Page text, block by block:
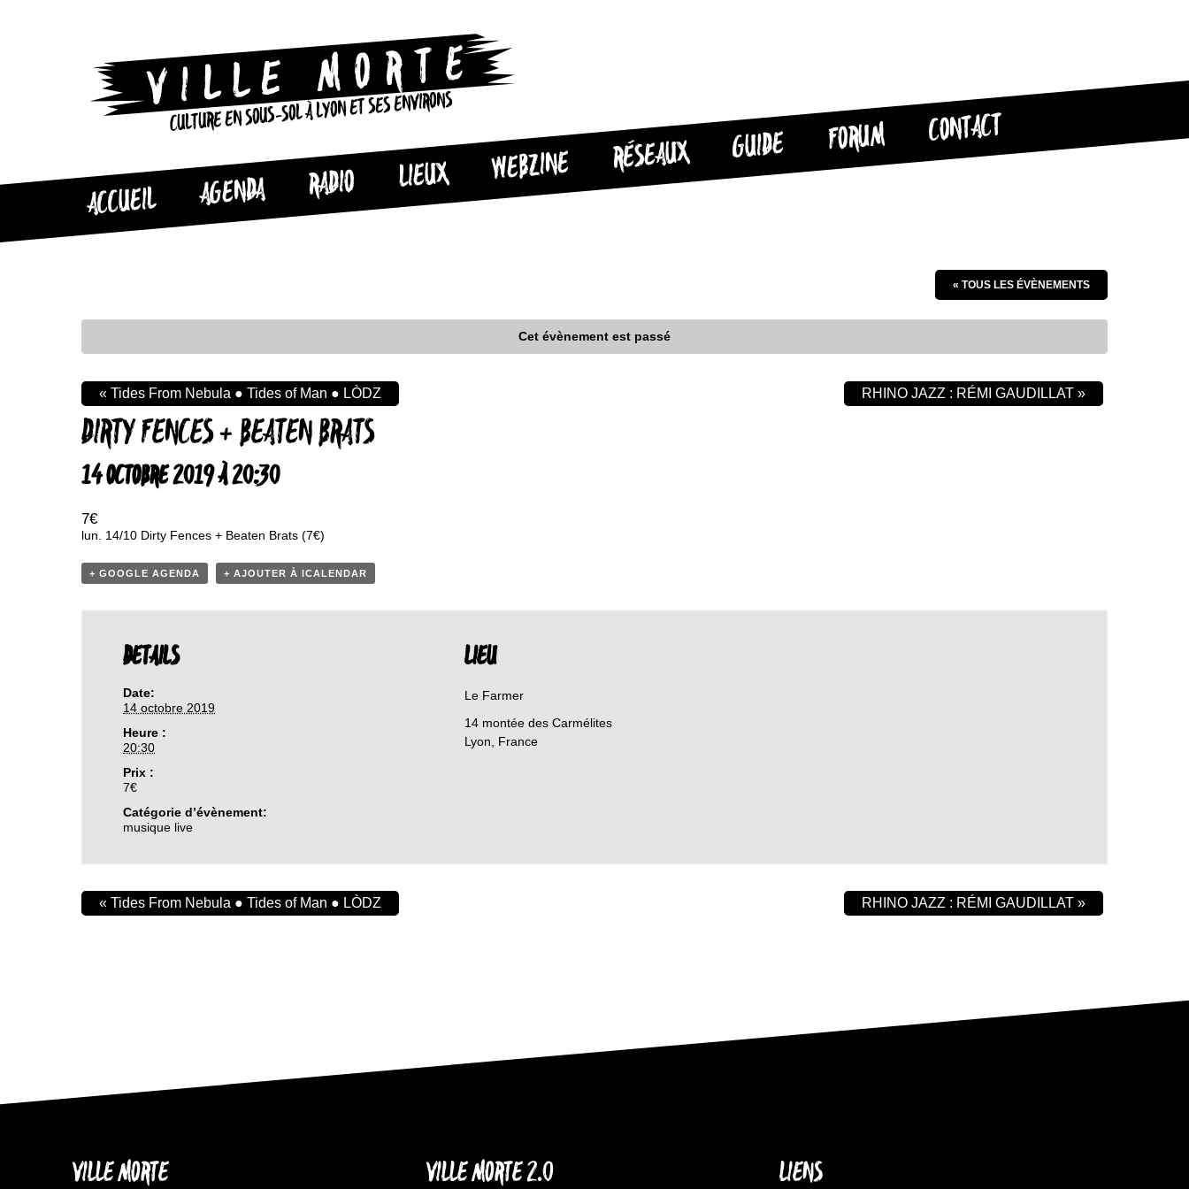
CULTURE EN SOUS-SOL À LYON ET SES ENVIRONS
ACCUEIL AGENDA RADIO LIEUX WEBZINE RÉSEAUX GUIDE FORUM CONTACT
« TOUS LES ÉVÈNEMENTS
Cet évènement est passé
DIRTY FENCES + BEATEN BRATS
14 OCTOBRE 2019 À 20:30
7€
« Tides From Nebula ● Tides of Man ● LÒDZ RHINO JAZZ : RÉMI GAUDILLAT »
lun. 14/10 Dirty Fences + Beaten Brats (7€)
+ GOOGLE AGENDA + AJOUTER À ICALENDAR
DETAILS
Date:
14 octobre 2019
Heure :
20:30
Prix :
7€
Catégorie d’évènement:
musique live
LIEU
Le Farmer
14 montée des Carmélites
Lyon
France
« Tides From Nebula ● Tides of Man ● LÒDZ RHINO JAZZ : RÉMI GAUDILLAT »
VILLE MORTE VILLE MORTE 2.0 LIENS